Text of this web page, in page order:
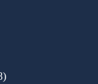
48